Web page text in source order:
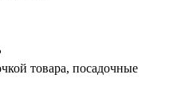
товара, посадочные